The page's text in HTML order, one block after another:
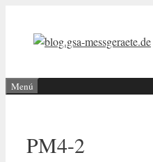
contenido
Menú
PM4-2